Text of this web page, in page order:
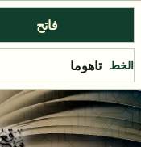
فاتح
الخط